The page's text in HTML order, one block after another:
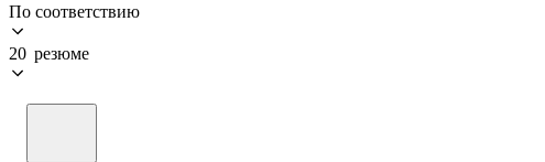
По соответствию
20 резюме